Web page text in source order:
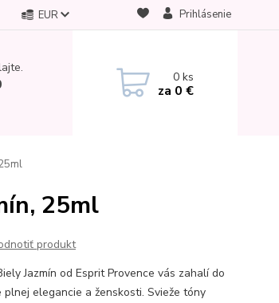
EUR Prihlásenie
0ks
za 0 €
25ml
produkt
Jazmín od Esprit Provence vás zahalí do
elegancie a ženskosti. Svieže tóny